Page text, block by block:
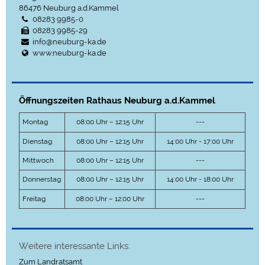
86476 Neuburg a.d.Kammel
08283 9985-0
08283 9985-29
info@neuburg-ka.de
www.neuburg-ka.de
Öffnungszeiten Rathaus Neuburg a.d.Kammel
Montag 08:00 Uhr – 12:15 Uhr ---
Dienstag 08:00 Uhr – 12:15 Uhr 14:00 Uhr - 17:00 Uhr
Mittwoch 08:00 Uhr – 12:15 Uhr ---
Donnerstag 08:00 Uhr – 12:15 Uhr 14:00 Uhr - 18:00 Uhr
Freitag 08:00 Uhr – 12:00 Uhr ---
Weitere interessante Links:
Zum Landratsamt